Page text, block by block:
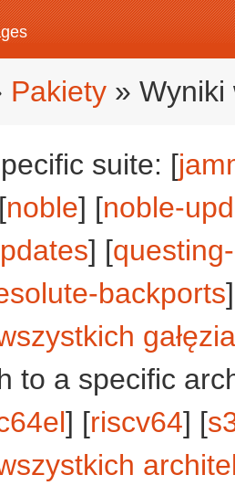
Pakiety » Wyniki
suite: [
noble] [noble-
] [
backports
to a specific
] [riscv64] [